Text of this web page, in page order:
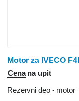
Motor za IVECO
Cena na upit
Rezervni deo - motor